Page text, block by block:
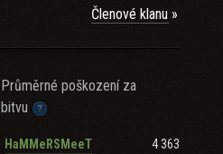
Členové klanu
Průměrné poškození za
bitvu
HaMMeRSMeeT 4 363